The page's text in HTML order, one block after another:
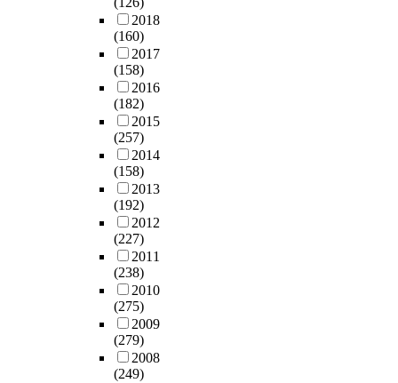
2018
(160)
2017
(158)
2016
(182)
2015
(257)
2014
(158)
2013
(192)
2012
(227)
2011
(238)
2010
(275)
2009
(279)
2008
(249)